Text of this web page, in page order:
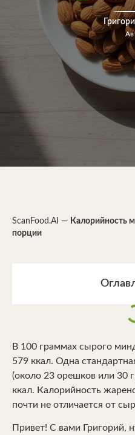
ScanFood.AI — Калорийность
порции
В 100 граммах сырого
579 ккал. Одна
(около 23 орешков или 30
ккал. Калорийность
почти не отличается от
Привет! С вами Григорий,